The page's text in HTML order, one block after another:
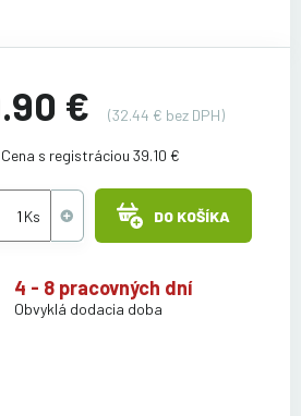
€ (32.44 € bez DPH)
Cena s registráciou 39.10 €
DO KOŠÍKA
4 - 8 pracovných dní
Obvyklá dodacia doba